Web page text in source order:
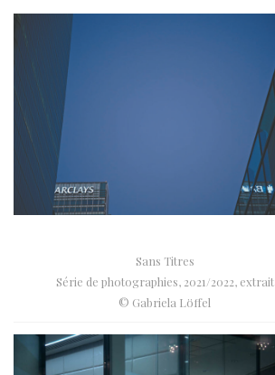
Sans Titres
Série de photographies, 2021/2022, extrait
© Gabriela Löffel